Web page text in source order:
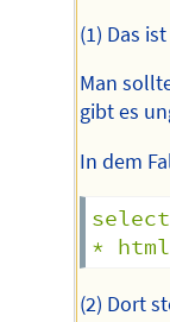
(1) Das
Man
gibt es
In dem
*
(2) Dort